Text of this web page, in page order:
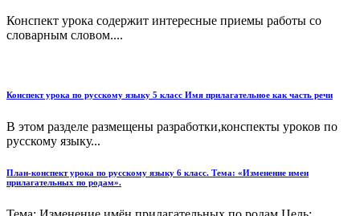
Конспект урока содержит интересные приемы работы со
словарным словом....
Конспект урока по русскому языку 5 класс Имя прилагательное как часть речи
В этом разделе размещены разработки,конспекты уроков по
русскому языку...
План-конспект урока по русскому языку 6 класс. Тема: «Изменение имен
прилагательных по родам».